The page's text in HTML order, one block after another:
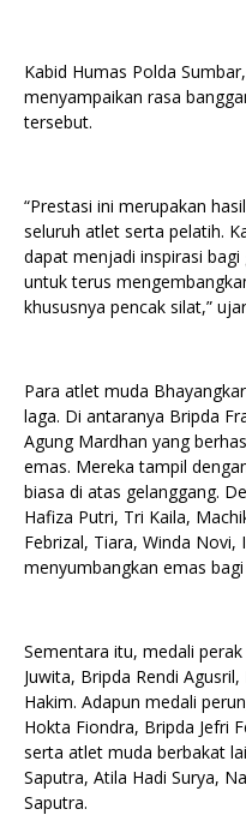
Kabid Humas Polda
menyampaikan rasa
tersebut.
“Prestasi ini merupakan
seluruh atlet serta pelatih.
dapat menjadi inspirasi
untuk terus
khususnya pencak silat,”
Para atlet muda
laga. Di antaranya Bripda
Agung Mardhan yang
emas. Mereka tampil
biasa di atas gelanggang.
Hafiza Putri, Tri Kaila,
Febrizal, Tiara, Winda
menyumbangkan emas
Sementara itu, medali
Juwita, Bripda Rendi
Hakim. Adapun medali
Hokta Fiondra, Bripda Jefri
serta atlet muda berbakat
Saputra, Atila Hadi Surya,
Saputra.